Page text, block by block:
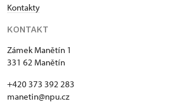
Kontakty
KONTAKT
Zámek Manětín 1
331 62 Manětín
+420 373 392 283
manetin@npu.cz